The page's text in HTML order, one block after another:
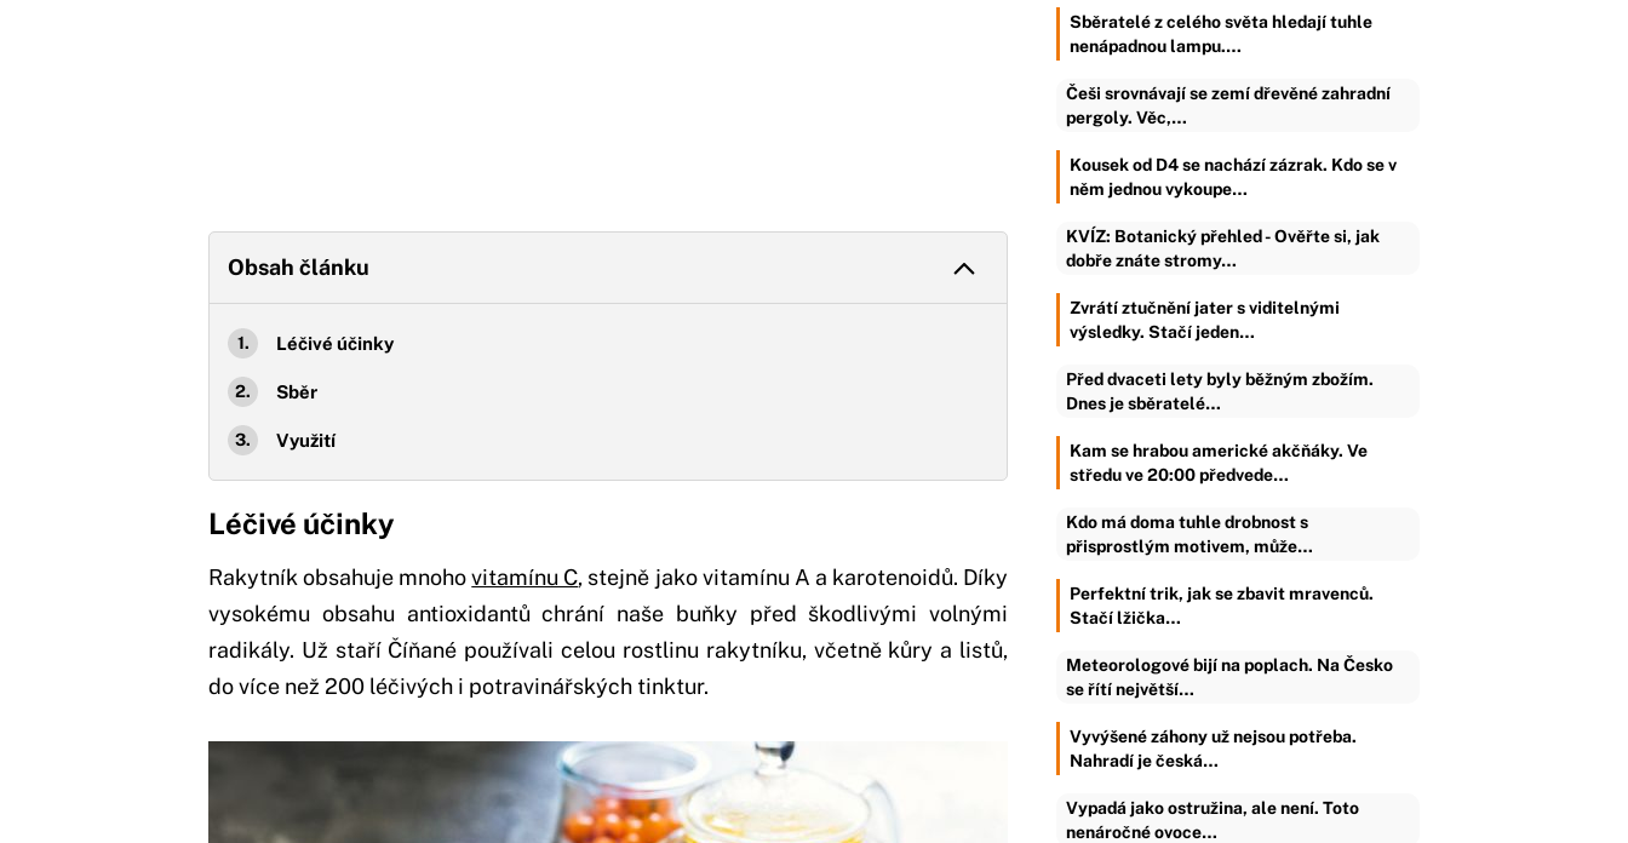
Obsah článku
Léčivé účinky
Sběr
Využití
Léčivé účinky
Rakytník obsahuje mnohovitamínu C, stejně jako vitamínu A a karotenoidů. Díky
vysokému obsahu antioxidantů chrání naše buňky před škodlivými volnými
radikály. Už staří Číňané používali celou rostlinu rakytníku, včetně kůry a listů,
do více než 200 léčivých i potravinářských tinktur.
Sběratelé z celého světa hledají tuhle
nenápadnou lampu.…
Češi srovnávají se zemí dřevěné zahradní
pergoly. Věc,…
Kousek od D4 se nachází zázrak. Kdo se v
něm jednou vykoupe…
KVÍZ: Botanický přehled - Ověřte si, jak
dobře znáte stromy…
Zvrátí ztučnění jater s viditelnými
výsledky. Stačí jeden…
Před dvaceti lety byly běžným zbožím.
Dnes je sběratelé…
Kam se hrabou americké akčňáky. Ve
středu ve 20:00 předvede…
Kdo má doma tuhle drobnost s
přisprostlým motivem, může…
Perfektní trik, jak se zbavit mravenců.
Stačí lžička…
Meteorologové bijí na poplach. Na Česko
se řítí největší…
Vyvýšené záhony už nejsou potřeba.
Nahradí je česká…
Vypadá jako ostružina, ale není. Toto
nenáročné ovoce…